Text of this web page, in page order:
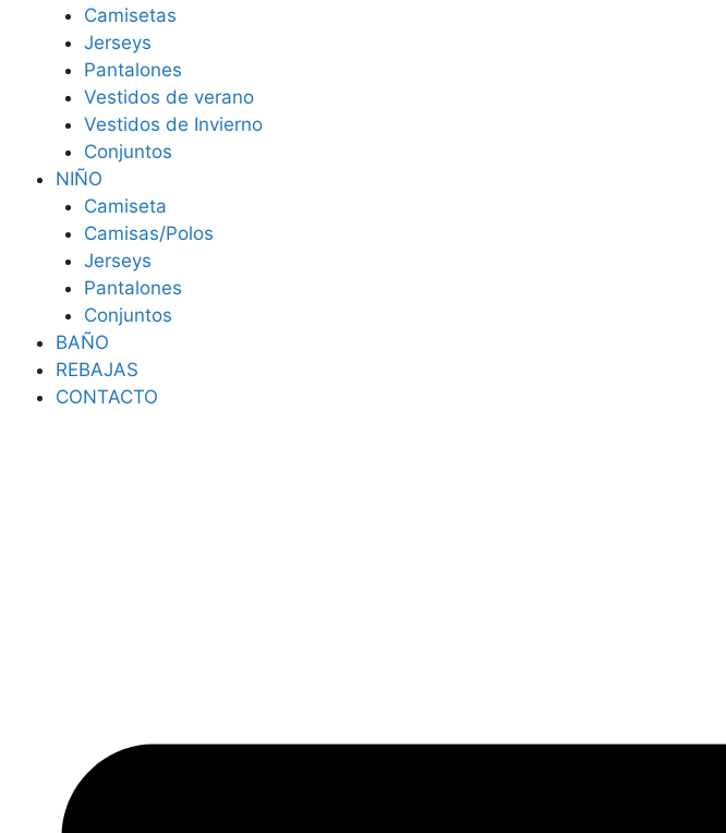
Camisetas
Jerseys
Pantalones
Vestidos de verano
Vestidos de Invierno
Conjuntos
NIÑO
Camiseta
Camisas/Polos
Jerseys
Pantalones
Conjuntos
BAÑO
REBAJAS
CONTACTO